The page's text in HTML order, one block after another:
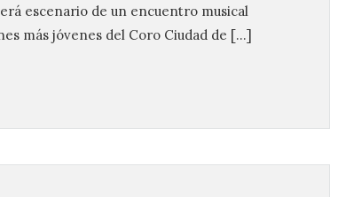
escenario de un encuentro musical
más jóvenes del Coro Ciudad de […]